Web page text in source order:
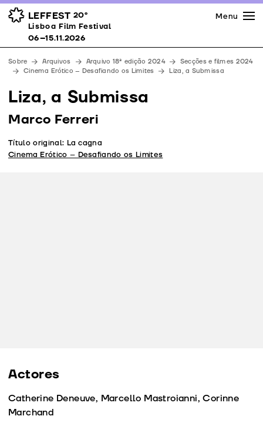
LEFFEST 20º
Lisboa Film Festival 06–15.11.2026
Prémios
Espaços
Apoios
Equipa
Downloads
Contactos
Menu
Lisboa Film Festival
06–15.11.2026
Sobre Arquivos Arquivo 18ª edição 2024
Secções e filmes 2024
Cinema Erótico – Desafiando os Limites
Liza, a Submissa
Liza, a Submissa
Marco Ferreri
Título original: La cagna
Cinema Erótico – Desafiando os Limites
Actores
Catherine Deneuve, Marcello Mastroianni, Corinne
Marchand